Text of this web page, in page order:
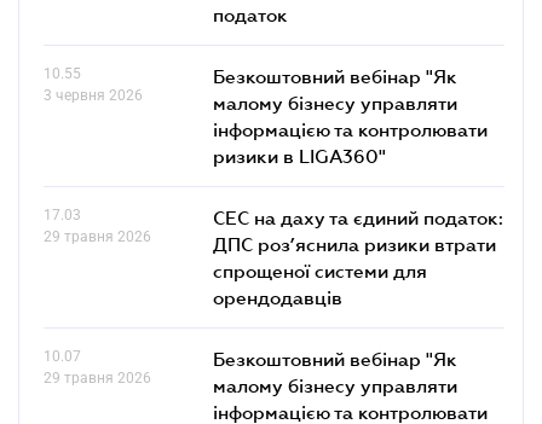
податок
10.55
3 червня 2026
Безкоштовний вебінар "Як
малому бізнесу управляти
інформацією та контролювати
ризики в LIGA360"
17.03
29 травня 2026
СЕС на даху та єдиний податок:
ДПС роз’яснила ризики втрати
спрощеної системи для
орендодавців
10.07
29 травня 2026
Безкоштовний вебінар "Як
малому бізнесу управляти
інформацією та контролювати